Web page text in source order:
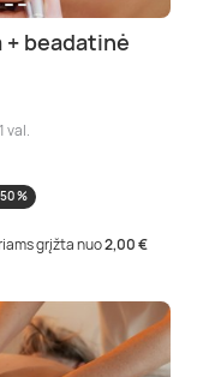
beadatinė
1 val.
%
grįžta nuo2,00 €